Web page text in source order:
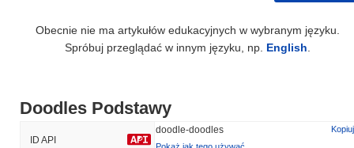
Obecnie nie ma artykułów edukacyjnych w wybranym języku.
Spróbuj przeglądać w innym języku, np. English
Doodles Podstawy
ID API
doodle-doodles
Kopiuj
Pokaż jak tego używać